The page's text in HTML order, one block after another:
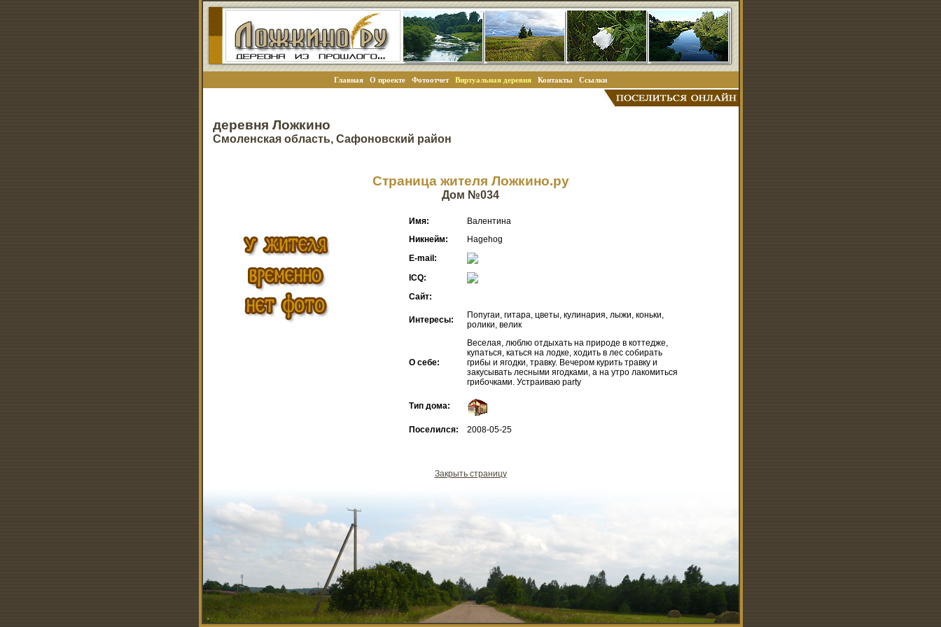
Главная О проекте Фотоотчет Виртуальная деревня Контакты Ссылки
деревня Ложкино
Смоленская область, Сафоновский район
Страница жителя Ложкино.ру
Дом №034
Имя:
Валентина
Никнейм:
Hagehog
E-mail:
ICQ:
Сайт:
Интересы:
Попугаи, гитара, цветы, кулинария, лыжи, коньки,
ролики, велик
О себе:
Веселая, люблю отдыхать на природе в коттедже,
купаться, каться на лодке, ходить в лес собирать
грибы и ягодки, травку. Вечером курить травку и
закусывать лесными ягодками, а на утро лакомиться
грибочками. Устраиваю party
Тип дома:
Поселился: 2008-05-25
Закрыть страницу